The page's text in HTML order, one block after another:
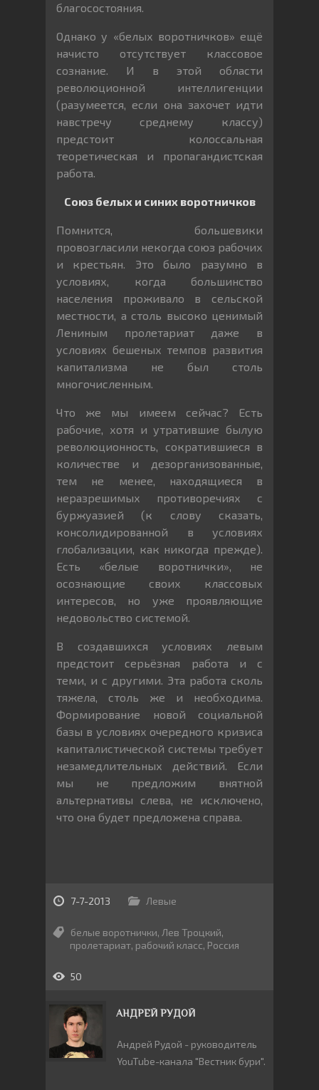
благосостояния.
Однако у «белых воротничков» ещё
начисто отсутствует классовое
сознание. И в этой области
революционной интеллигенции
(разумеется, если она захочет идти
навстречу среднему классу)
предстоит колоссальная
теоретическая и пропагандистская
работа.
Союз белых и синих воротничков
Помнится, большевики
провозгласили некогда союз рабочих
и крестьян. Это было разумно в
условиях, когда большинство
населения проживало в сельской
местности, а столь высоко ценимый
Лениным пролетариат даже в
условиях бешеных темпов развития
капитализма не был столь
многочисленным.
Что же мы имеем сейчас? Есть
рабочие, хотя и утратившие былую
революционность, сократившиеся в
количестве и дезорганизованные,
тем не менее, находящиеся в
неразрешимых противоречиях с
буржуазией (к слову сказать,
консолидированной в условиях
глобализации, как никогда прежде).
Есть «белые воротнички», не
осознающие своих классовых
интересов, но уже проявляющие
недовольство системой.
В создавшихся условиях левым
предстоит серьёзная работа и с
теми, и с другими. Эта работа сколь
тяжела, столь же и необходима.
Формирование новой социальной
базы в условиях очередного кризиса
капиталистической системы требует
незамедлительных действий. Если
мы не предложим внятной
альтернативы слева, не исключено,
что она будет предложена справа.
7-7-2013 Левые
белые воротнички, Лев Троцкий,
пролетариат, рабочий класс, Россия
50
АНДРЕЙ РУДОЙ
Андрей Рудой - руководитель
YouTube-канала "Вестник бури".